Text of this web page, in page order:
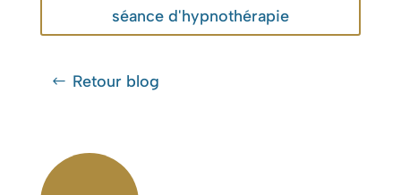
séance d'hypnothérapie
Retour blog